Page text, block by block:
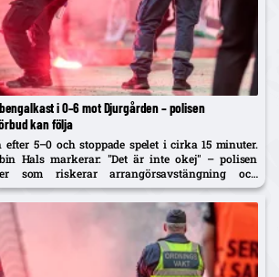
i 0–6 mot Djurgården – polisen
kan följa
efter 5–0 och stoppade spelet i cirka 15 minuter.
Hals markerar: "Det är inte okej" – polisen
som riskerar arrangörsavstängning och